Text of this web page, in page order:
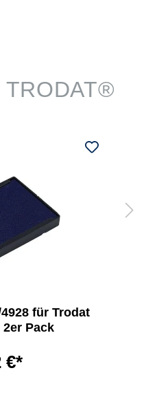
TRODAT®
für Trodat
2er Pack
€*